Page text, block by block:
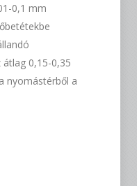
0,1 mm
0,15-0,35
nyomástérből a